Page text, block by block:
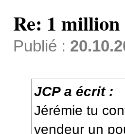
Re: 1 million
Publié :
JCP a écrit :
Jérémie tu
vendeur un